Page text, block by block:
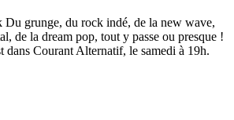
Du grunge, du rock indé, de la new wave,
de la dream pop, tout y passe ou presque !
dans Courant Alternatif, le samedi à 19h.